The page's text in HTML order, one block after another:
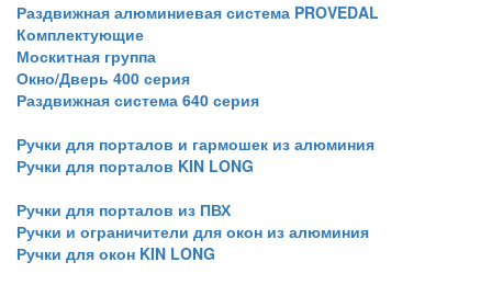
Раздвижная алюминиевая система PROVEDAL
Комплектующие
Москитная группа
Окно/Дверь 400 серия
Раздвижная система 640 серия
Ручки для порталов и гармошек из алюминия
Ручки для порталов KIN LONG
Ручки для порталов из ПВХ
Ручки и ограничители для окон из алюминия
Ручки для окон KIN LONG